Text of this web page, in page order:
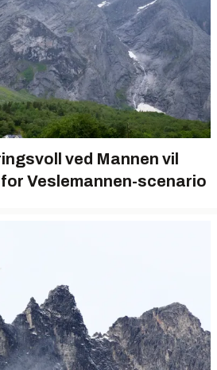
ved Mannen vil
for Veslemannen-scenario